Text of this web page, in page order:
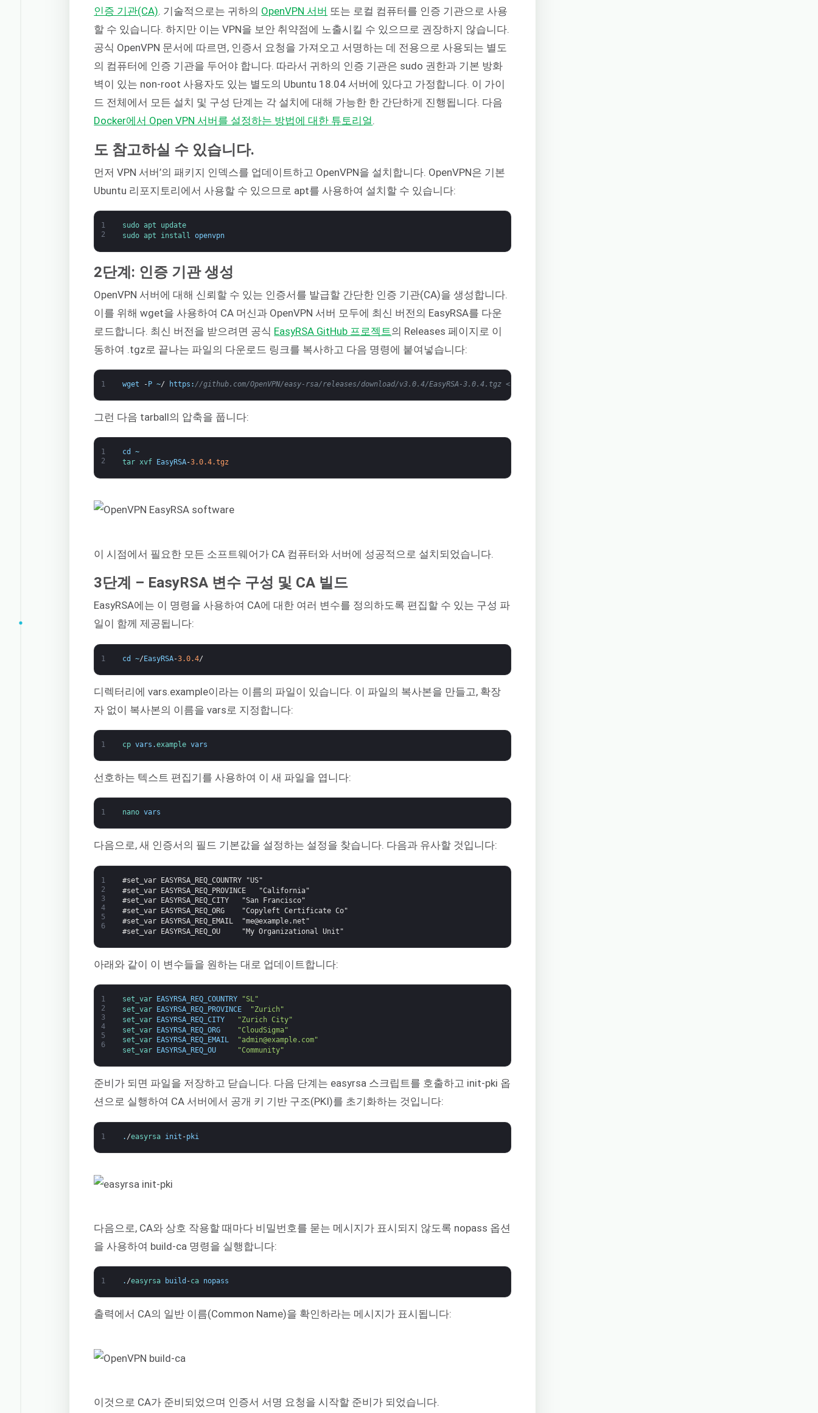
인증 기관(CA). 기술적으로는 귀하의 OpenVPN 서버 또는 로컬 컴퓨터를 인증 기관으로 사용
할 수 있습니다. 하지만 이는 VPN을 보안 취약점에 노출시킬 수 있으므로 권장하지 않습니다.
공식 OpenVPN 문서에 따르면, 인증서 요청을 가져오고 서명하는 데 전용으로 사용되는 별도
의 컴퓨터에 인증 기관을 두어야 합니다. 따라서 귀하의 인증 기관은 sudo 권한과 기본 방화
벽이 있는 non-root 사용자도 있는 별도의 Ubuntu 18.04 서버에 있다고 가정합니다. 이 가이
드 전체에서 모든 설치 및 구성 단계는 각 설치에 대해 가능한 한 간단하게 진행됩니다. 다음
Docker에서 Open VPN 서버를 설정하는 방법에 대한 튜토리얼.
도 참고하실 수 있습니다.
먼저 VPN 서버’의 패키지 인덱스를 업데이트하고 OpenVPN을 설치합니다. OpenVPN은 기본
Ubuntu 리포지토리에서 사용할 수 있으므로 apt를 사용하여 설치할 수 있습니다:
1
2
sudo apt update
sudo apt install openvpn
2단계: 인증 기관 생성
OpenVPN 서버에 대해 신뢰할 수 있는 인증서를 발급할 간단한 인증 기관(CA)을 생성합니다.
이를 위해 wget을 사용하여 CA 머신과 OpenVPN 서버 모두에 최신 버전의 EasyRSA를 다운
로드합니다. 최신 버전을 받으려면 공식 EasyRSA GitHub 프로젝트 의 Releases 페이지로 이
동하여 .tgz로 끝나는 파일의 다운로드 링크를 복사하고 다음 명령에 붙여넣습니다:
1 wget - P ~/ https : //github.com/OpenVPN/easy-rsa/releases/download/v3.0.4/EasyRSA-3.0.4.tgz <span class="s1">--no-check-certificate</span>
그런 다음 tarball의 압축을 풉니다:
1
2
cd
~
tar xvf EasyRSA-3.0.4.tgz
이 시점에서 필요한 모든 소프트웨어가 CA 컴퓨터와 서버에 성공적으로 설치되었습니다.
3단계 – EasyRSA 변수 구성 및 CA 빌드
EasyRSA에는 이 명령을 사용하여 CA에 대한 여러 변수를 정의하도록 편집할 수 있는 구성 파
일이 함께 제공됩니다:
1 cd ~/EasyRSA-3.0.4/
디렉터리에 vars.example이라는 이름의 파일이 있습니다. 이 파일의 복사본을 만들고, 확장
자 없이 복사본의 이름을 vars로 지정합니다:
1 cp vars .example vars
선호하는 텍스트 편집기를 사용하여 이 새 파일을 엽니다:
1 nano vars
다음으로, 새 인증서의 필드 기본값을 설정하는 설정을 찾습니다. 다음과 유사할 것입니다:
1
2
3
4
5
6
#set_var EASYRSA_REQ_COUNTRY "US"
#set_var EASYRSA_REQ_PROVINCE   "California"
#set_var EASYRSA_REQ_CITY   "San Francisco"
#set_var EASYRSA_REQ_ORG    "Copyleft Certificate Co"
#set_var EASYRSA_REQ_EMAIL  "me@example.net"
#set_var EASYRSA_REQ_OU     "My Organizational Unit"
아래와 같이 이 변수들을 원하는 대로 업데이트합니다:
1
2
3
4
5
6
set_var EASYRSA_REQ_COUNTRY
"SL"
set_var
EASYRSA_REQ_PROVINCE
"Zurich"
set_var EASYRSA_REQ_CITY
"Zurich City"
set_var EASYRSA_REQ_ORG
"CloudSigma"
set_var
EASYRSA_REQ_EMAIL
"admin@example.com"
set_var
EASYRSA_REQ_OU "Community"
준비가 되면 파일을 저장하고 닫습니다. 다음 단계는 easyrsa 스크립트를 호출하고 init-pki 옵
션으로 실행하여 CA 서버에서 공개 키 기반 구조(PKI)를 초기화하는 것입니다:
1 . /easyrsa init -pki
다음으로, CA와 상호 작용할 때마다 비밀번호를 묻는 메시지가 표시되지 않도록 nopass 옵션
을 사용하여 build-ca 명령을 실행합니다:
1 . /easyrsa build -ca nopass
출력에서 CA의 일반 이름(Common Name)을 확인하라는 메시지가 표시됩니다:
이것으로 CA가 준비되었으며 인증서 서명 요청을 시작할 준비가 되었습니다.